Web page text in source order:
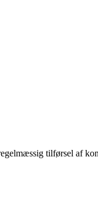
tilførsel af